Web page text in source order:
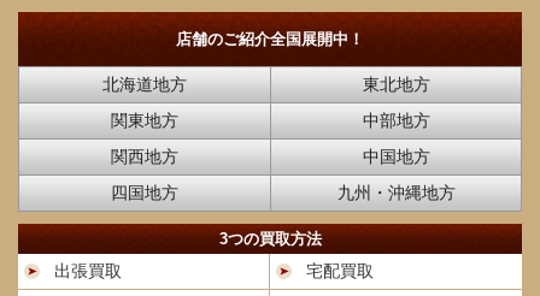
店舗のご紹介全国展開中！
北海道地方
東北地方
関東地方
中部地方
関西地方
中国地方
四国地方
九州・沖縄地方
3つの買取方法
出張買取
宅配買取